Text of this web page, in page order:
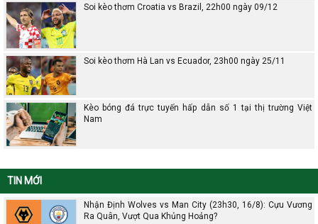
Soi kèo thơm Croatia vs Brazil, 22h00 ngày 09/12
Soi kèo thơm Hà Lan vs Ecuador, 23h00 ngày 25/11
Kèo bóng đá trực tuyến hấp dẫn số 1 tại thị trường Việt
Nam
TIN MỚI
Nhận Định Wolves vs Man City (23h30, 16/8): Cựu Vương
Ra Quân, Vượt Qua Khủng Hoảng?